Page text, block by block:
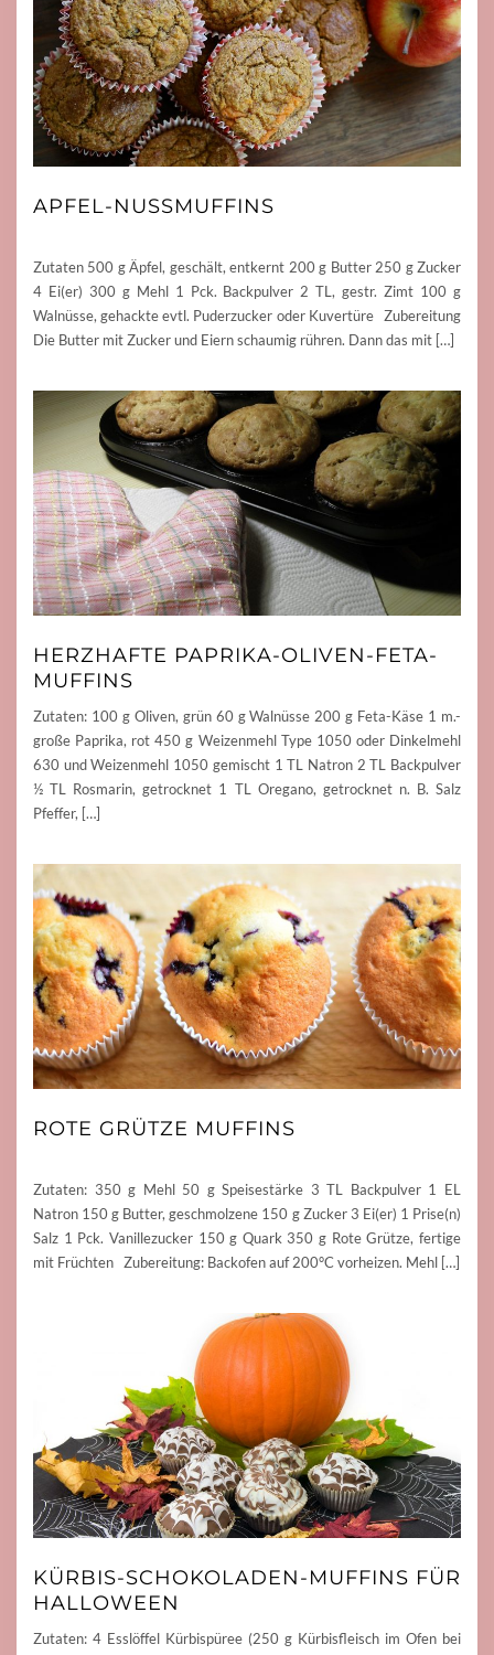
APFEL-NUSSMUFFINS
Zutaten 500 g Äpfel, geschält, entkernt 200 g Butter 250 g Zucker
4 Ei(er) 300 g Mehl 1 Pck. Backpulver 2 TL, gestr. Zimt 100 g
Walnüsse, gehackte evtl. Puderzucker oder Kuvertüre Zubereitung
Die Butter mit Zucker und Eiern schaumig rühren. Dann das mit […]
HERZHAFTE PAPRIKA-OLIVEN-FETA-
MUFFINS
Zutaten: 100 g Oliven, grün 60 g Walnüsse 200 g Feta-Käse 1 m.-
große Paprika, rot 450 g Weizenmehl Type 1050 oder Dinkelmehl
630 und Weizenmehl 1050 gemischt 1 TL Natron 2 TL Backpulver
½ TL Rosmarin, getrocknet 1 TL Oregano, getrocknet n. B. Salz
Pfeffer, […]
ROTE GRÜTZE MUFFINS
Zutaten: 350 g Mehl 50 g Speisestärke 3 TL Backpulver 1 EL
Natron 150 g Butter, geschmolzene 150 g Zucker 3 Ei(er) 1 Prise(n)
Salz 1 Pck. Vanillezucker 150 g Quark 350 g Rote Grütze, fertige
mit Früchten Zubereitung: Backofen auf 200°C vorheizen. Mehl […]
KÜRBIS-SCHOKOLADEN-MUFFINS FÜR
HALLOWEEN
Zutaten: 4 Esslöffel Kürbispüree (250 g Kürbisfleisch im Ofen bei